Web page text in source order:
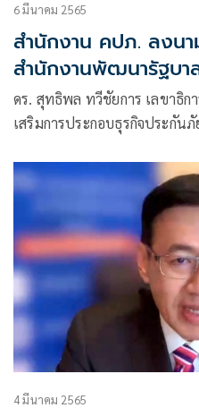
6 มีนาคม 2565
สำนักงาน คปภ. ลงน
สำนักงานพัฒนารัฐบา
เชื่อมข้อมูลภาครัฐผ่า
กลางด้วยระบบดิจิทัล
ประชาชน
ดร. สุทธิพล ทวีชัยการ เลขาธิก
เสริมการประกอบธุรกิจประกัน
4 มีนาคม 2565